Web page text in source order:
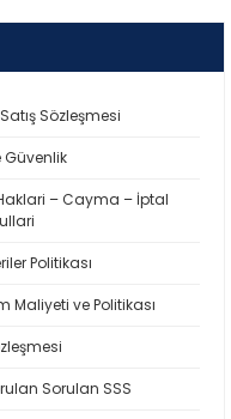
Sözleşmesi
Güvenlik
– Cayma – İptal
Politikası
Maliyeti ve Politikası
Sorulan SSS